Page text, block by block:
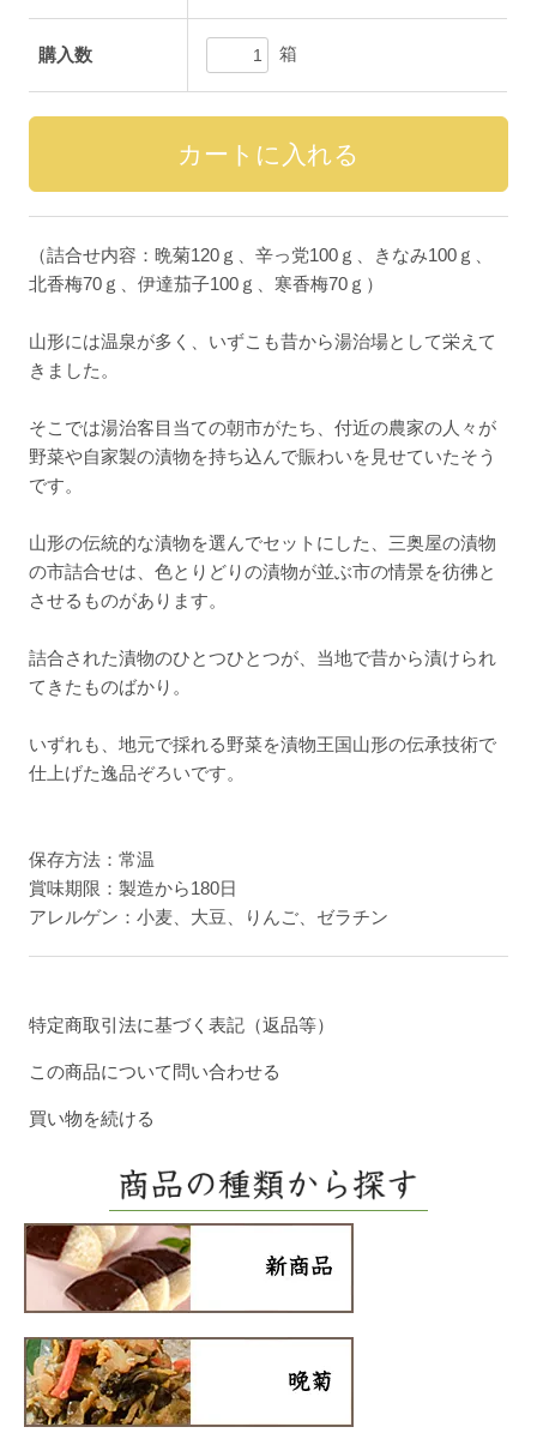
購入数 箱
（詰合せ内容：晩菊120ｇ、辛っ党100ｇ、きなみ100ｇ、
北香梅70ｇ、伊達茄子100ｇ、寒香梅70ｇ）
山形には温泉が多く、いずこも昔から湯治場として栄えて
きました。
そこでは湯治客目当ての朝市がたち、付近の農家の人々が
野菜や自家製の漬物を持ち込んで賑わいを見せていたそう
です。
山形の伝統的な漬物を選んでセットにした、三奥屋の漬物
の市詰合せは、色とりどりの漬物が並ぶ市の情景を彷彿と
させるものがあります。
詰合された漬物のひとつひとつが、当地で昔から漬けられ
てきたものばかり。
いずれも、地元で採れる野菜を漬物王国山形の伝承技術で
仕上げた逸品ぞろいです。
保存方法：常温
賞味期限：製造から180日
アレルゲン：小麦、大豆、りんご、ゼラチン
特定商取引法に基づく表記（返品等）
この商品について問い合わせる
買い物を続ける